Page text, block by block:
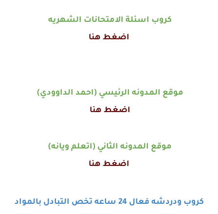
كروب اسئلة الامتحانات الشهريه
اضغط هنا
موقع المدونه الرئيسي (احمد الداوودي)
اضغط هنا
موقع المدونه الثاني (اتعلم ويانه)
اضغط هنا
كروب ودردشه فعال 24 ساعه تخص التبادل بالمواد